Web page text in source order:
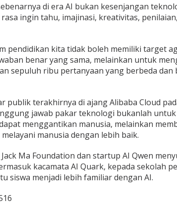
di era AI bukan kesenjangan
ingin tahu, imajinasi, kreativitas,
pendidikan kita tidak boleh memiliki target
benar yang sama, melainkan untuk
sepuluh ribu pertanyaan yang berbeda dan
publik terakhirnya di ajang Alibaba Cloud
jawab pakar teknologi bukanlah
menggantikan manusia, melainkan
manusia dengan lebih baik.
Ma Foundation dan startup AI Qwen
kacamata AI Quark, kepada sekolah
siswa menjadi lebih familiar dengan AI.di Jawa
Di PGRI